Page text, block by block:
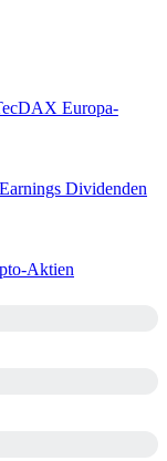
Europa-
Earnings Dividenden
Aktien